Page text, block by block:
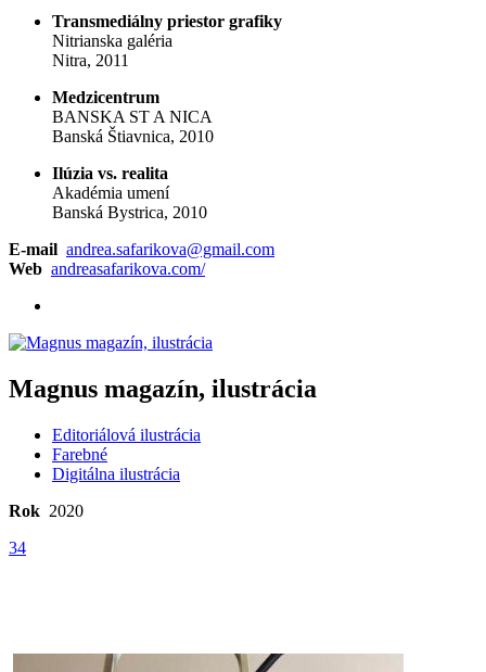
Transmediálny priestor grafiky
Nitrianska galéria
Nitra, 2011
Medzicentrum
BANSKA ST A NICA
Banská Štiavnica, 2010
Ilúzia vs. realita
Akadémia umení
Banská Bystrica, 2010
E-mail andrea.safarikova@gmail.com
Web andreasafarikova.com/
Magnus magazín, ilustrácia
Editoriálová ilustrácia
Farebné
Digitálna ilustrácia
Rok 2020
34